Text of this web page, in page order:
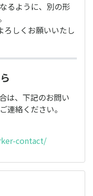
るように、別の形
ろしくお願いいたし
は、下記のお問い
連絡ください。
contact/